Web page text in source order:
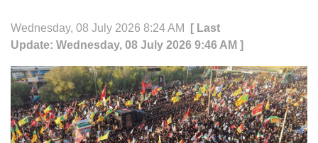
Wednesday, 08 July 2026 8:24 AM
[ Last
Update: Wednesday, 08 July 2026 9:46 AM ]